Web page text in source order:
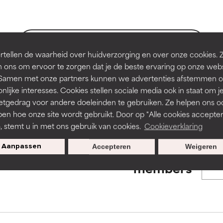
de waarheid over huidverzorging en over onze cookies.
ons om ervoor te zorgen dat je de beste ervaring op onze
met onze partners kunnen we advertenties afstemmen
interesses. Cookies stellen sociale media ook in staat om je
voor andere doeleinden te gebruiken. Ze helpen ons
hoe onze site wordt gebruikt. Door op "Alle cookies
stemt u in met ons gebruik van cookies. Cookieverklaring
Aanpassen Weigeren
Accepteren
to assess ingredients in this dictionary. Regulations
irriterend maar kan esthetische, stabiliteits- of andere
is aanwezig. Het risico wordt vergroot als het gecombineerd
ingrediënten.
droogheid, enz. veroorzaken. Kan in sommige gevallen
irriterend maar kan esthetische, stabiliteits- of andere
is aanwezig. Het risico wordt vergroot als het gecombineerd
ingrediënten.
droogheid, enz. veroorzaken. Kan in sommige gevallen
Exclusieve aanbiedingen voor
members